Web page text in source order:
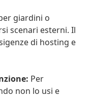
giardini o
scenari esterni. Il
di hosting e
Per
non lo usi e